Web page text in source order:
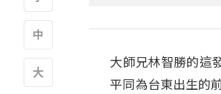
大師兄林智勝的這
平同為台東出生的